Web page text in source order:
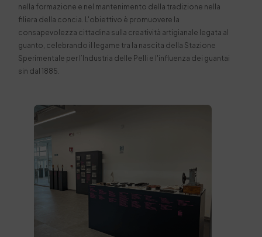
nella formazione e nel mantenimento della tradizione nella
filiera della concia. L'obiettivo è promuovere la
consapevolezza cittadina sulla creatività artigianale legata al
guanto, celebrando il legame tra la nascita della Stazione
Sperimentale per l’Industria delle Pelli e l'influenza dei guantai
sin dal 1885.